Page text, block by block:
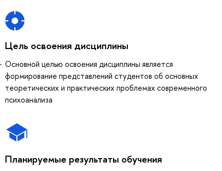
Цель освоения дисциплины
Основной целью освоения дисциплины является
формирование представлений студентов об основных
теоретических и практических проблемах современного
психоанализа
Планируемые результаты обучения